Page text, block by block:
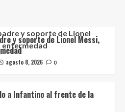
y soporte de Lionel Messi,
agosto 8, 2026 0
a Infantino al frente de la